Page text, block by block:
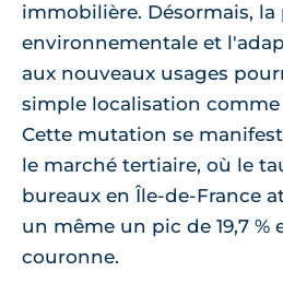
immobilière. Désormais,
environnementale et
aux nouveaux usages
simple localisation
Cette mutation se
le marché tertiaire, où le
bureaux en Île-de-France
un même un pic de 19,7 %
couronne.